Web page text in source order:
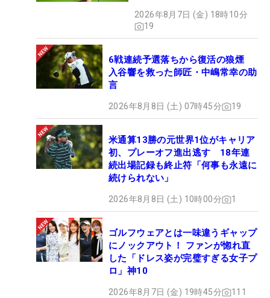
2026年8月7日 (金) 18時10分
19
6戦連続予選落ちから復活の狼煙
入谷響を救った師匠・中嶋常幸の助
言
2026年8月8日 (土) 07時45分 19
米通算13勝の元世界1位がキャリア
初、プレーオフ進出逃す 18年連
続出場記録も終止符「何事も永遠に
続けられない」
2026年8月8日 (土) 10時00分 1
ゴルフウェアとは一味違うギャップ
にノックアウト！ ファンが惚れ直
した「ドレス姿が完璧すぎる女子プ
ロ」神10
2026年8月7日 (金) 19時45分 111